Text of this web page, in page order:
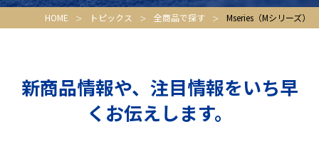
HOME トピックス 全商品で探す Mseries（Mシリーズ）
新商品情報や、注目情報をいち早
くお伝えします。